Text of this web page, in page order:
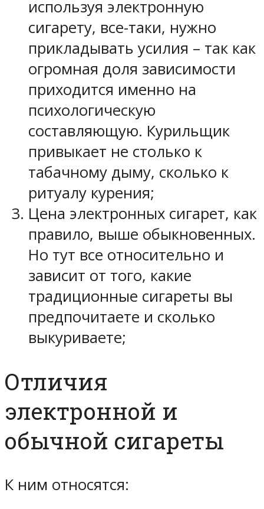
используя электронную
сигарету, все-таки, нужно
прикладывать усилия – так как
огромная доля зависимости
приходится именно на
психологическую
составляющую. Курильщик
привыкает не столько к
табачному дыму, сколько к
ритуалу курения;
Цена электронных сигарет, как
правило, выше обыкновенных.
Но тут все относительно и
зависит от того, какие
традиционные сигареты вы
предпочитаете и сколько
выкуриваете;
Отличия
электронной и
обычной сигареты
К ним относятся: